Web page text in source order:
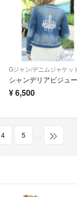
Gジャン/デニムジャケッ
¥6,500
4 5 …